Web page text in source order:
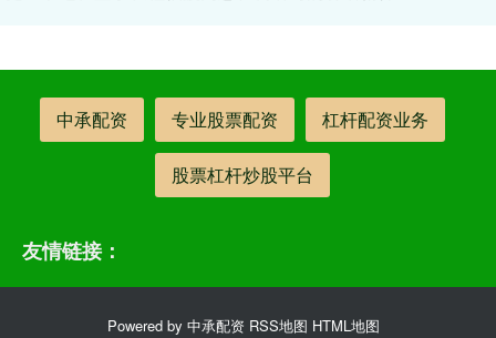
中承配资 专业股票配资 杠杆配资业务
股票杠杆炒股平台
友情链接：
Powered by 中承配资 RSS地图 HTML地图